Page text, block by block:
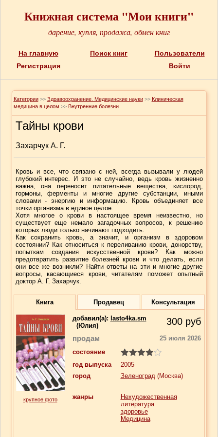
Книжная система "Мои книги"
дарение, купля, продажа, обмен книг
На главную Поиск книг
Пользователи
Регистрация
Войти
Категории >> Здравоохранение. Медицинские науки >> Клиническая
медицина в целом >> Внутренние болезни
Тайны крови
Захарчук А. Г.
Кровь и все, что связано с ней, всегда вызывали у людей
глубокий интерес. И это не случайно, ведь кровь жизненно
важна, она переносит питательные вещества, кислород,
гормоны, ферменты и многие другие субстанции, иными
словами - энергию и информацию. Кровь объединяет все
точки организма в единое целое.
Хотя многое о крови в настоящее время неизвестно, но
существует еще немало загадочных вопросов, к решению
которых люди только начинают подходить.
Как сохранить кровь, а значит, и организм в здоровом
состоянии? Как относиться к переливанию крови, донорству,
попыткам создания искусственной крови? Как можно
предотвратить развитие болезней крови и что делать, если
они все же возникли? Найти ответы на эти и многие другие
вопросы, касающиеся крови, читателям поможет опытный
доктор А. Г. Захарчук.
Книга Продавец Консультация
крупное фото
добавил(a): lasto4ka.sm
(Юлия)
300 руб
продам
25 июля 2026
состояние
год выпуска
2005
город
Зеленоград(Москва)
жанры
Нехудожественная
литература
здоровье
Медицина